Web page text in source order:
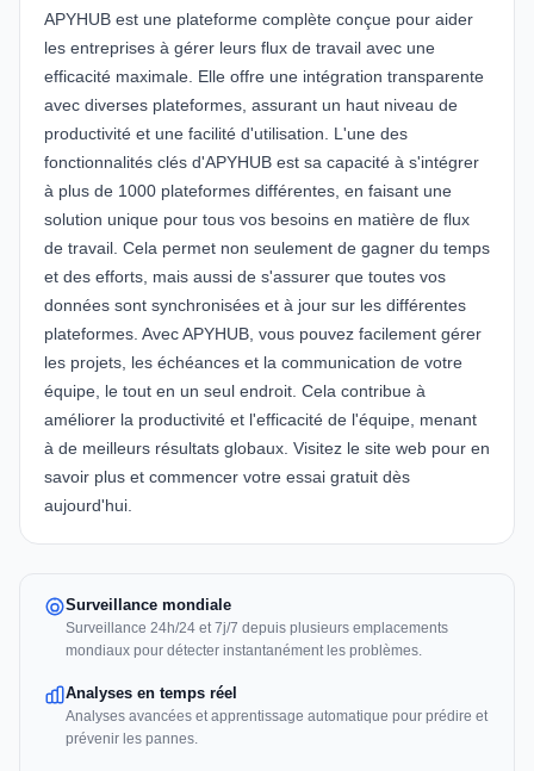
APYHUB est une plateforme complète conçue pour aider
les entreprises à gérer leurs flux de travail avec une
efficacité maximale. Elle offre une intégration transparente
avec diverses plateformes, assurant un haut niveau de
productivité et une facilité d'utilisation. L'une des
fonctionnalités clés d'APYHUB est sa capacité à s'intégrer
à plus de 1000 plateformes différentes, en faisant une
solution unique pour tous vos besoins en matière de flux
de travail. Cela permet non seulement de gagner du temps
et des efforts, mais aussi de s'assurer que toutes vos
données sont synchronisées et à jour sur les différentes
plateformes. Avec APYHUB, vous pouvez facilement gérer
les projets, les échéances et la communication de votre
équipe, le tout en un seul endroit. Cela contribue à
améliorer la productivité et l'efficacité de l'équipe, menant
à de meilleurs résultats globaux. Visitez le site web pour en
savoir plus et commencer votre essai gratuit dès
aujourd'hui.
Surveillance mondiale
Surveillance 24h/24 et 7j/7 depuis plusieurs emplacements
mondiaux pour détecter instantanément les problèmes.
Analyses en temps réel
Analyses avancées et apprentissage automatique pour prédire et
prévenir les pannes.